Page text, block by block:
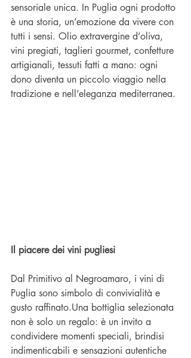
sensoriale unica. In Puglia ogni prodotto
è una storia, un’emozione da vivere con
tutti i sensi. Olio extravergine d’oliva,
vini pregiati, taglieri gourmet, confetture
artigianali, tessuti fatti a mano: ogni
dono diventa un piccolo viaggio nella
tradizione e nell’eleganza mediterranea.
Il piacere dei vini pugliesi
Dal Primitivo al Negroamaro, i vini di
Puglia sono simbolo di convivialità e
gusto raffinato.Una bottiglia selezionata
non è solo un regalo: è un invito a
condividere momenti speciali, brindisi
indimenticabili e sensazioni autentiche